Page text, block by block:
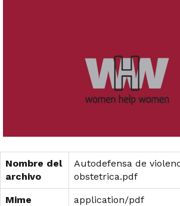
Nombre del
archivo
Autodefensa de
obstetrica.pdf
Mime application/pdf